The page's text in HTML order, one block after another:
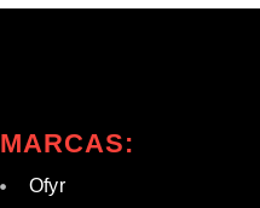
MARCAS:
Ofyr